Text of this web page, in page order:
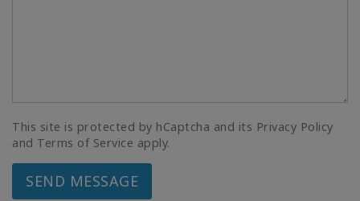
This site is protected by hCaptcha and its Privacy Policy
and Terms of Service apply.
SEND MESSAGE